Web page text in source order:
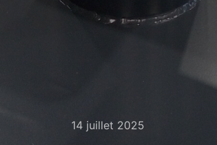
14 juillet 2025